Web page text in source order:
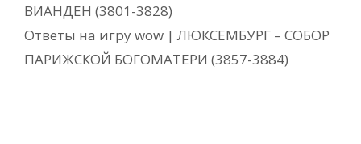
ВИАНДЕН (3801-3828)
Ответы на игру wow | ЛЮКСЕМБУРГ – СОБОР
ПАРИЖСКОЙ БОГОМАТЕРИ (3857-3884)